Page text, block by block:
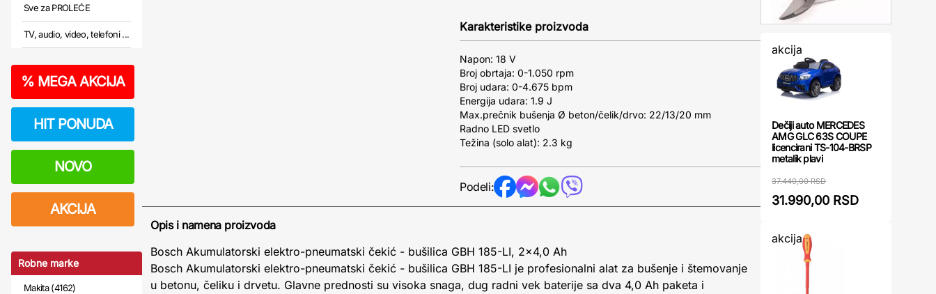
Sve za PROLEĆE
TV, audio, video, telefoni ...
% MEGA AKCIJA
HIT PONUDA
NOVO
AKCIJA
Robne marke
Makita (4162)
Karakteristike proizvoda
Napon: 18 V
Broj obrtaja: 0-1.050 rpm
Broj udara: 0-4.675 bpm
Energija udara: 1.9 J
Max.prečnik bušenja Ø beton/čelik/drvo: 22/13/20 mm
Radno LED svetlo
Težina (solo alat): 2.3 kg
Podeli:
Opis i namena proizvoda
Bosch Akumulatorski elektro-pneumatski čekić - bušilica GBH 185-LI, 2x4,0 Ah
Bosch Akumulatorski elektro-pneumatski čekić - bušilica GBH 185-LI je profesionalni alat za bušenje i štemovanje
u betonu, čeliku i drvetu. Glavne prednosti su visoka snaga, dug radni vek baterije sa dva 4,0 Ah paketa i
akcija
Dečiji auto MERCEDES
AMG GLC 63S COUPE
licencirani TS-104-BRSP
metalik plavi
37.440,00 RSD
31.990,00 RSD
akcija